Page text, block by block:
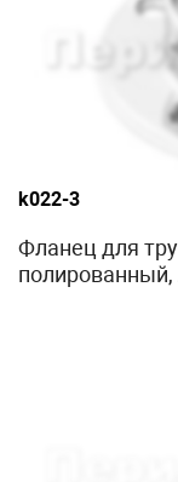
k022-3
Фланец для
полированный,